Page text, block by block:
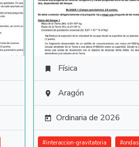
 Física
 Aragón
 Ordinaria de 2026
#interaccion-gravitatoria #ondas